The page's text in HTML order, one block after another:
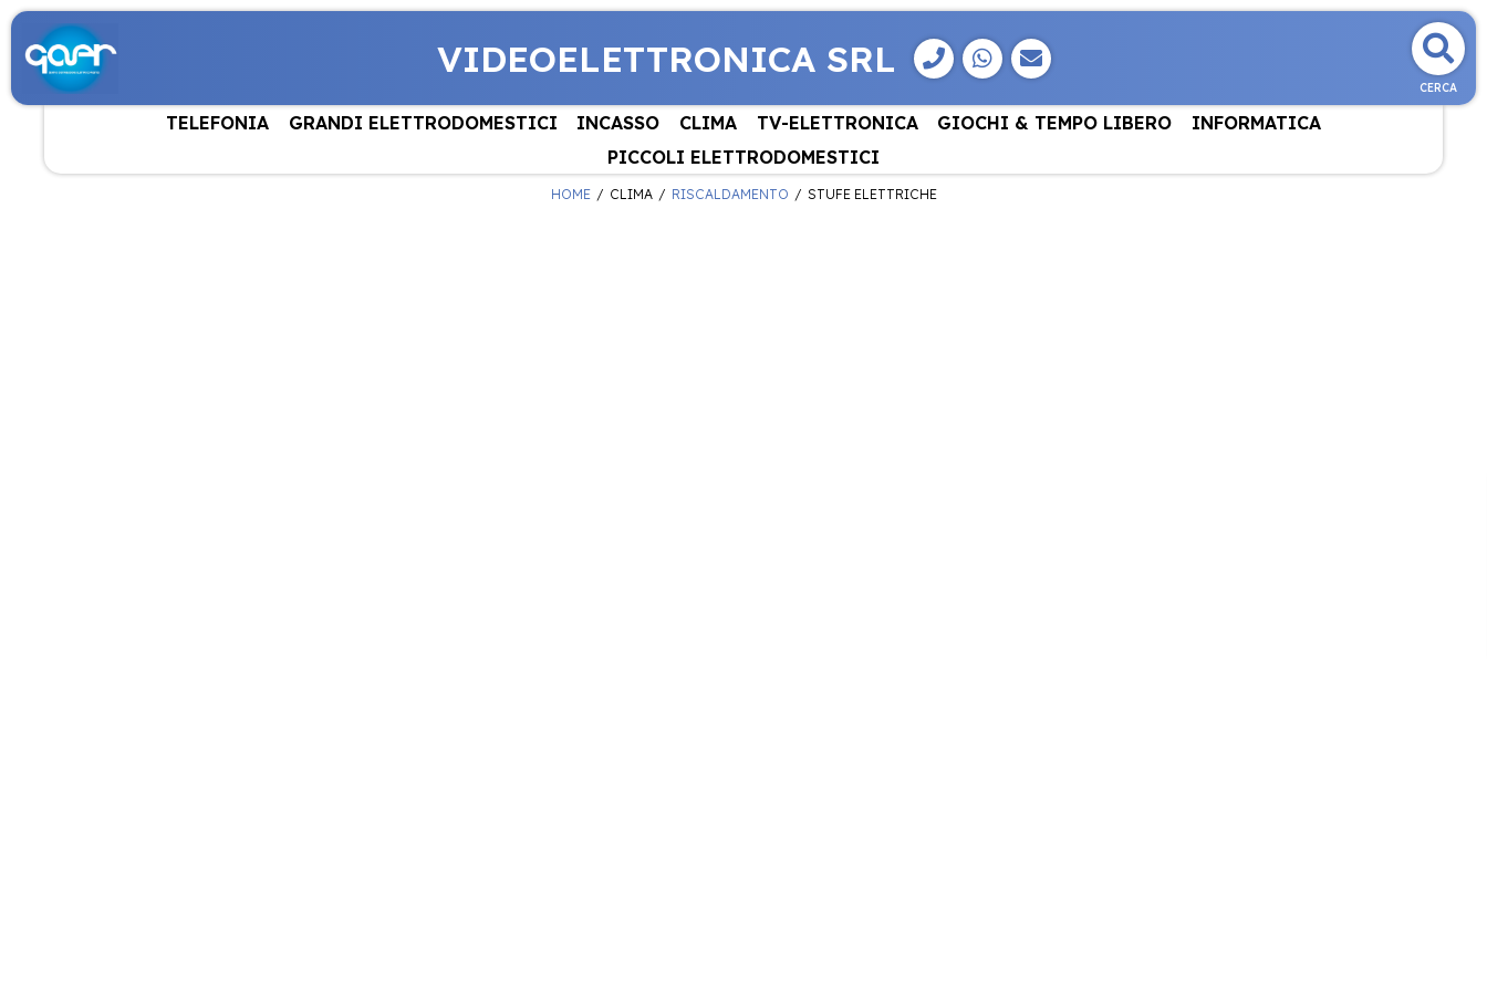
VIDEOELETTRONICA SRL
CERCA
TELEFONIA GRANDI ELETTRODOMESTICI INCASSO CLIMA TV-ELETTRONICA GIOCHI & TEMPO LIBERO
INFORMATICA
PICCOLI ELETTRODOMESTICI
HOME CLIMA RISCALDAMENTO STUFE ELETTRICHE